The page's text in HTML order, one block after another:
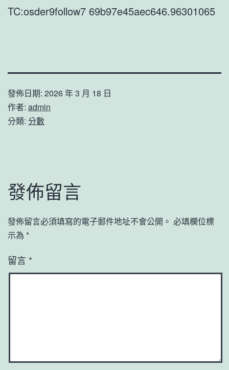
TC:osder9follow7 69b97e45aec646.96301065
發佈日期: 2026 年 3 月 18 日
作者: admin
分類: 分數
發佈留言
發佈留言必須填寫的電子郵件地址不會公開。 必填欄位標
示為 *
留言 *